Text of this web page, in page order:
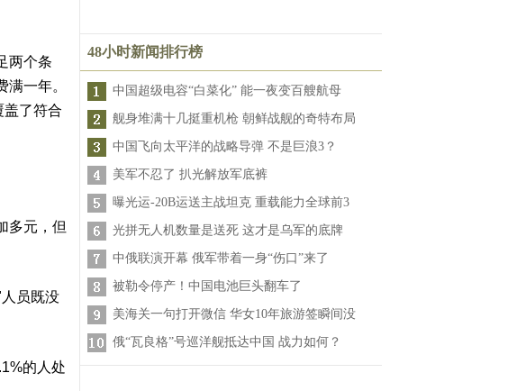
两个条
一年。
盖了符合
多元，但
员既没
的人处
48小时新闻排行榜
中国超级电容“白菜化” 能一夜变百艘航母
舰身堆满十几挺重机枪 朝鲜战舰的奇特布局
中国飞向太平洋的战略导弹 不是巨浪3？
美军不忍了 扒光解放军底裤
曝光运-20B运送主战坦克 重载能力全球前3
光拼无人机数量是送死 这才是乌军的底牌
中俄联演开幕 俄军带着一身“伤口”来了
被勒令停产！中国电池巨头翻车了
美海关一句打开微信 华女10年旅游签瞬间没
俄“瓦良格”号巡洋舰抵达中国 战力如何？